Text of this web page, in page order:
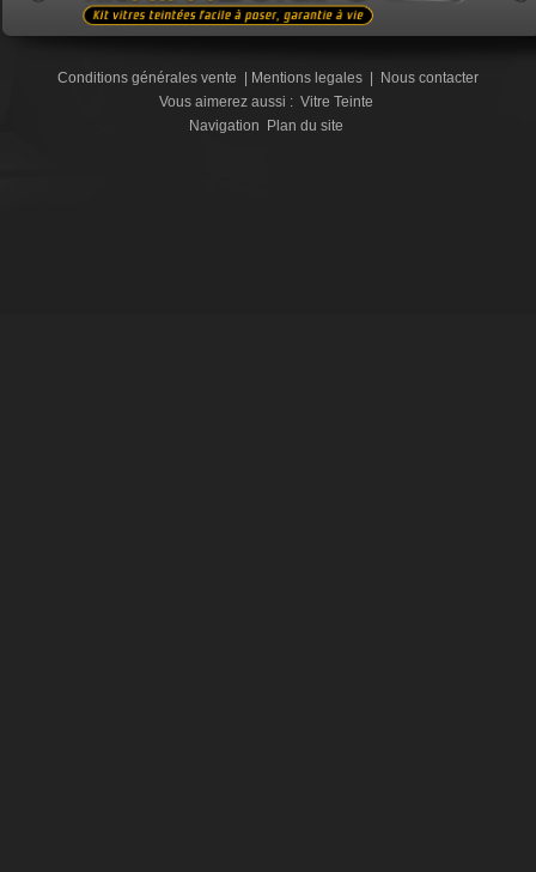
Conditions générales vente | Mentions legales | Nous contacter
Vous aimerez aussi : Vitre Teinte
Navigation Plan du site